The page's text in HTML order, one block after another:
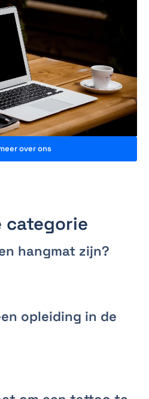
over ons
categorie
hangmat zijn?
opleiding in de